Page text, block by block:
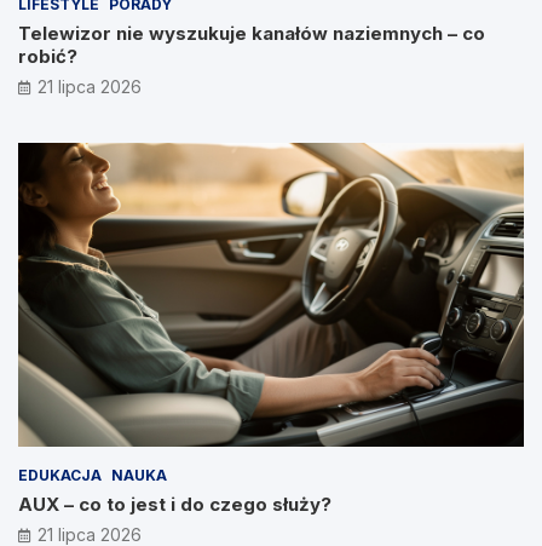
LIFESTYLE PORADY
Telewizor nie wyszukuje kanałów naziemnych – co
robić?
21 lipca 2026
EDUKACJA NAUKA
AUX – co to jest i do czego służy?
21 lipca 2026